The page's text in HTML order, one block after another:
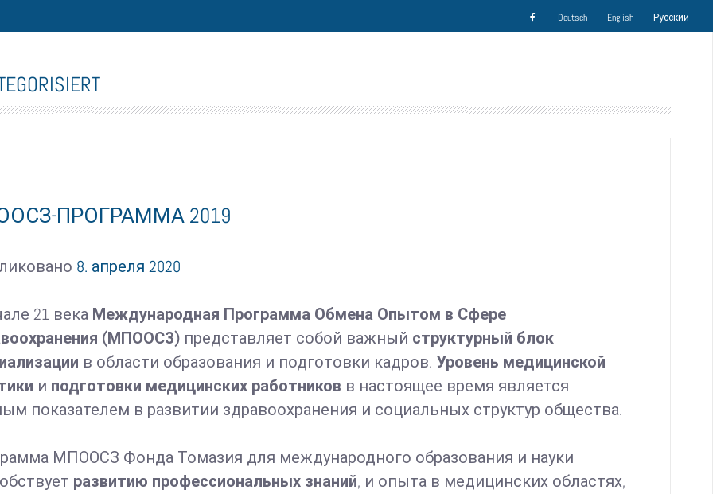
Deutsch English Русский
ПРОГРАММА 2019
8. апреля 2020
21 века Международная Программа Обмена Опытом в Сфере
(МПООСЗ) представляет собой важный структурный блок
в области образования и подготовки кадров. Уровень медицинской
и подготовки медицинских работников в настоящее время является
показателем в развитии здравоохранения и социальных структур общества.
МПООСЗ Фонда Томазия для международного образования и науки
развитию профессиональных знаний, и опыта в медицинских областях,